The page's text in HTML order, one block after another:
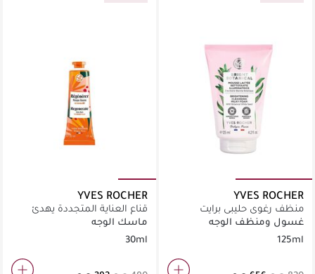
YVES ROCHER
منظف رغوي حليبي برايت
بوتانيكال 125 مل
غسول ومنظف الوجه
125ml
YVES ROCHER
قناع العناية المتجددة يهدئ
ويدعم البشرة المتهيجة أثناء
ماسك الوجه
30ml